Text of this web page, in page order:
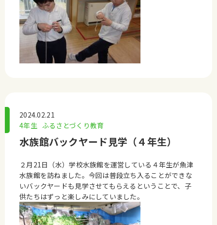
2024.02.21
4年生 ふるさとづくり教育
水族館バックヤード見学（４年生）
２月21日（水）学校水族館を運営している４年生が魚津
水族館を訪ねました。今回は普段立ち入ることができな
いバックヤードも見学させてもらえるということで、子
供たちはずっと楽しみにしていました。